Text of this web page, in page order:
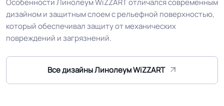
Оттенок Бежевый
Дизайн рисунка Плитка
Особенности Линолеум WiZZART отличался современным
дизайном и защитным слоем с рельефной поверхностью,
который обеспечивал защиту от механических
повреждений и загрязнений.
Все дизайны Линолеум WiZZART